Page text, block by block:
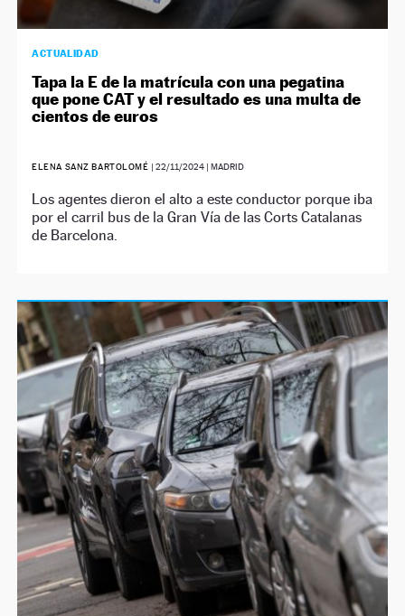
ACTUALIDAD
Tapa la E de la matrícula con una pegatina
que pone CAT y el resultado es una multa de
cientos de euros
ELENA SANZ BARTOLOMÉ | 22/11/2024| MADRID
Los agentes dieron el alto a este conductor porque iba
por el carril bus de la Gran Vía de las Corts Catalanas
de Barcelona.